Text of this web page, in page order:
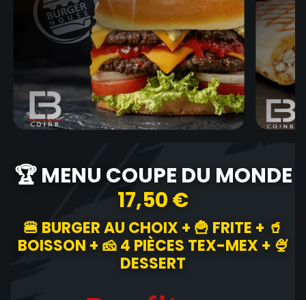
🏆 MENU COUPE DU MONDE
17,50 €
🍔 BURGER AU CHOIX + 🍟 FRITE + 🥤
BOISSON + 🧀 4 PIÈCES TEX-MEX + 🍨
DESSERT